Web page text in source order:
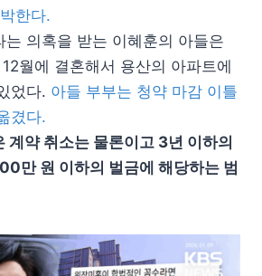
한다.
는 의혹을 받는 이혜훈의 아들은
월에 결혼해서 용산의 아파트에
었다. 아들 부부는 청약 마감 이틀
겼다.
계약 취소는 물론이고 3년 이하의
만 원 이하의 벌금에 해당하는 범